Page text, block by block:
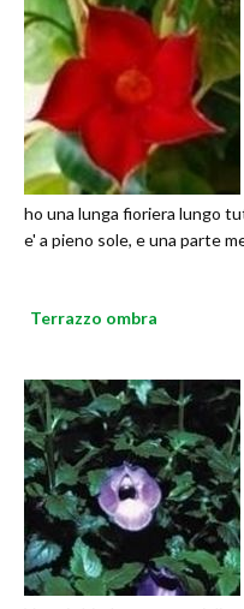
ho una lunga fioriera lungo
e' a pieno sole, e una parte
Terrazzo ombra